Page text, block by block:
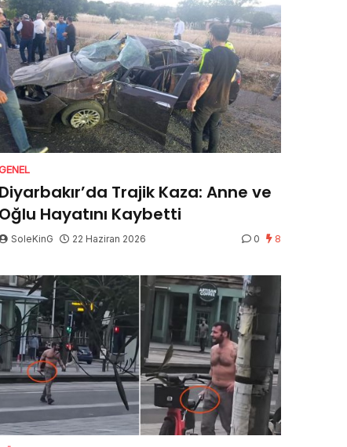
Diyarbakır’da Trajik Kaza: Anne ve
Oğlu Hayatını Kaybetti
SoleKinG 22 Haziran 2026 0 8